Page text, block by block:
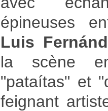
épineuses
Luis
la scène
"pataítas" et
feignant